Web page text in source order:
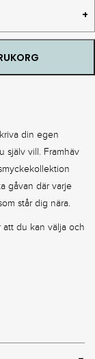
din egen
själv vill. Framhäv
gåvan där varje
står dig nära.
du kan välja och